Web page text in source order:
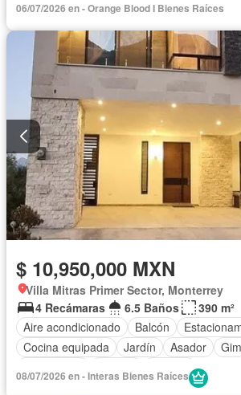
06/07/2026 en - Orange Blood I Bienes Raíces
$ 10,950,000 MXN
Villa Mitras Primer Sector, Monterrey
4 Recámaras
6.5 Baños
390 m²
Aire acondicionado
Balcón
Cocina equipada
Jardín Asador
08/07/2026 en - Interas Bienes Raíces